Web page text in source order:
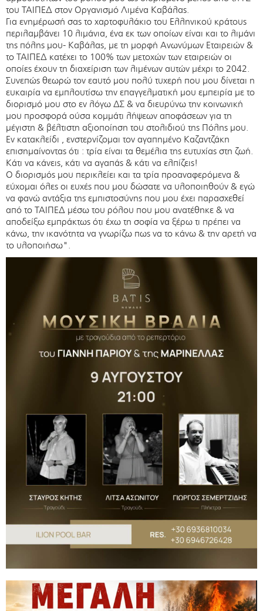
του ΤΑΙΠΕΔ στον Οργανισμό Λιμένα Καβάλας.
Για ενημέρωσή σας το χαρτοφυλάκιο του Ελληνικού κράτους
περιλαμβάνει 10 λιμάνια, ένα εκ των οποίων είναι και το λιμάνι
της πόλης μου- Καβάλας, με τη μορφή Ανωνύμων Εταιρειών &
το ΤΑΙΠΕΔ κατέχει το 100% των μετοχών των εταιρειών οι
οποίες έχουν τη διαχείριση των λιμένων αυτών μέχρι το 2042.
Συνεπώς θεωρώ τον εαυτό μου πολύ τυχερή που μου δίνεται η
ευκαιρία να εμπλουτίσω την επαγγελματική μου εμπειρία με το
διορισμό μου στο εν λόγω ΔΣ & να διευρύνω την κοινωνική
μου προσφορά ούσα κομμάτι λήψεων αποφάσεων για τη
μέγιστη & βέλτιστη αξιοποίηση του στολιδιού της Πόλης μου.
Εν κατακλείδι , ενστερνίζομαι τον αγαπημένο Καζαντζάκη
επισημαίνοντας ότι : τρία είναι τα θεμέλια της ευτυχίας στη ζωή.
Κάτι να κάνεις, κάτι να αγαπάς & κάτι να ελπίζεις!
Ο διορισμός μου περικλείει και τα τρία προαναφερόμενα &
εύχομαι όλες οι ευχές που μου δώσατε να υλοποιηθούν & εγώ
να φανώ αντάξια της εμπιστοσύνης που μου έχει παρασχεθεί
από το ΤΑΙΠΕΔ μέσω του ρόλου που μου ανατέθηκε & να
αποδείξω εμπράκτως ότι έχω τη σοφία να ξέρω τι πρέπει να
κάνω, την ικανότητα να γνωρίζω πως να το κάνω & την αρετή να
το υλοποιήσω".